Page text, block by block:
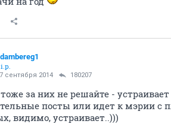
сентября 2014 180207
за них не решайте -
посты или идет к мэрии с
видимо, устраивает..)))